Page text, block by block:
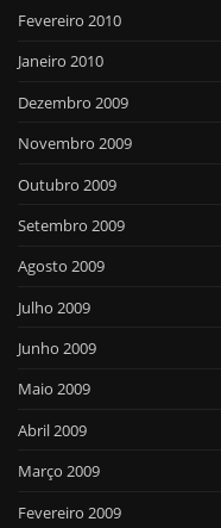
Fevereiro 2010
Janeiro 2010
Dezembro 2009
Novembro 2009
Outubro 2009
Setembro 2009
Agosto 2009
Julho 2009
Junho 2009
Maio 2009
Abril 2009
Março 2009
Fevereiro 2009